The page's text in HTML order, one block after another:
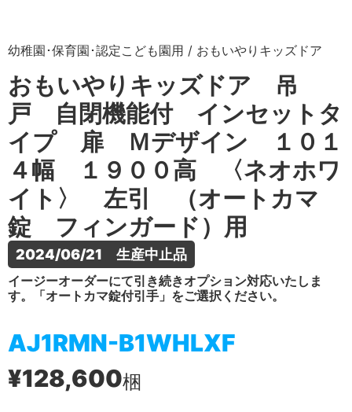
幼稚園･保育園･認定こども園用 / おもいやりキッズドア
おもいやりキッズドア 吊
戸 自閉機能付 インセットタ
イプ 扉 Ｍデザイン １０１
４幅 １９００高 〈ネオホワ
イト〉 左引 （オートカマ
錠 フィンガード）用
2024/06/21　生産中止品
イージーオーダーにて引き続きオプション対応いたしま
す。「オートカマ錠付引手」をご選択ください。
AJ1RMN-B1WHLXF
¥128,600梱